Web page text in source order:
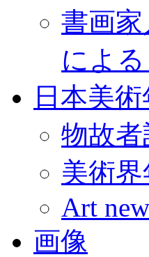
書画
による
日本美
物故者
美術界
Art
画像